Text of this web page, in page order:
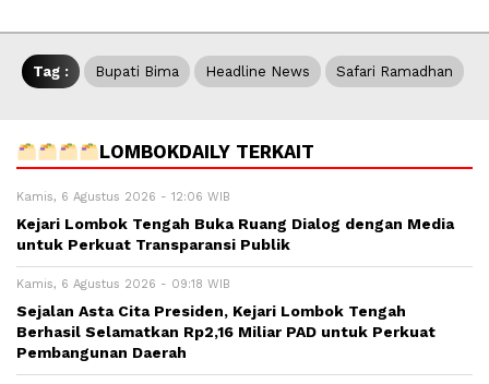
Tag : Bupati Bima Headline News Safari Ramadhan
LOMBOKDAILY TERKAIT
Kamis, 6 Agustus 2026 - 12:06 WIB
Kejari Lombok Tengah Buka Ruang Dialog dengan Media
untuk Perkuat Transparansi Publik
Kamis, 6 Agustus 2026 - 09:18 WIB
Sejalan Asta Cita Presiden, Kejari Lombok Tengah
Berhasil Selamatkan Rp2,16 Miliar PAD untuk Perkuat
Pembangunan Daerah